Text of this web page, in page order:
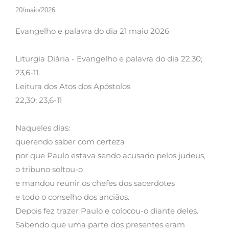
20/maio/2026
Evangelho e palavra do dia 21 maio 2026
Liturgia Diária - Evangelho e palavra do dia 22,30;
23,6-11.
Leitura dos Atos dos Apóstolos
22,30; 23,6-11
Naqueles dias:
querendo saber com certeza
por que Paulo estava sendo acusado pelos judeus,
o tribuno soltou-o
e mandou reunir os chefes dos sacerdotes
e todo o conselho dos anciãos.
Depois fez trazer Paulo e colocou-o diante deles.
Sabendo que uma parte dos presentes eram